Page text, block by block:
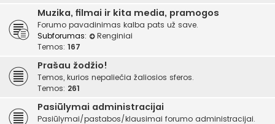
Muzika, filmai ir kita media, pramogos
Forumo pavadinimas kalba pats už save.
Subforumas:
Renginiai
Temos: 167
Prašau žodžio!
Temos, kurios nepaliečia žaliosios sferos.
Temos: 261
Pasiūlymai administracijai
Pasiūlymai/pastabos/klausimai forumo administracijai.